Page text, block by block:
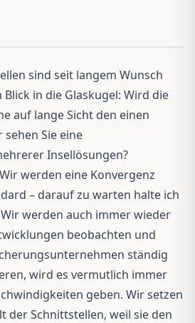
sind seit langem Wunsch
in die Glaskugel: Wird die
auf lange Sicht den einen
Sie eine
Insellösungen?
Wir werden eine Konvergenz
– darauf zu warten halte ich
werden auch immer wieder
beobachten und
ständig
wird es vermutlich immer
geben. Wir setzen
der Schnittstellen, weil sie den